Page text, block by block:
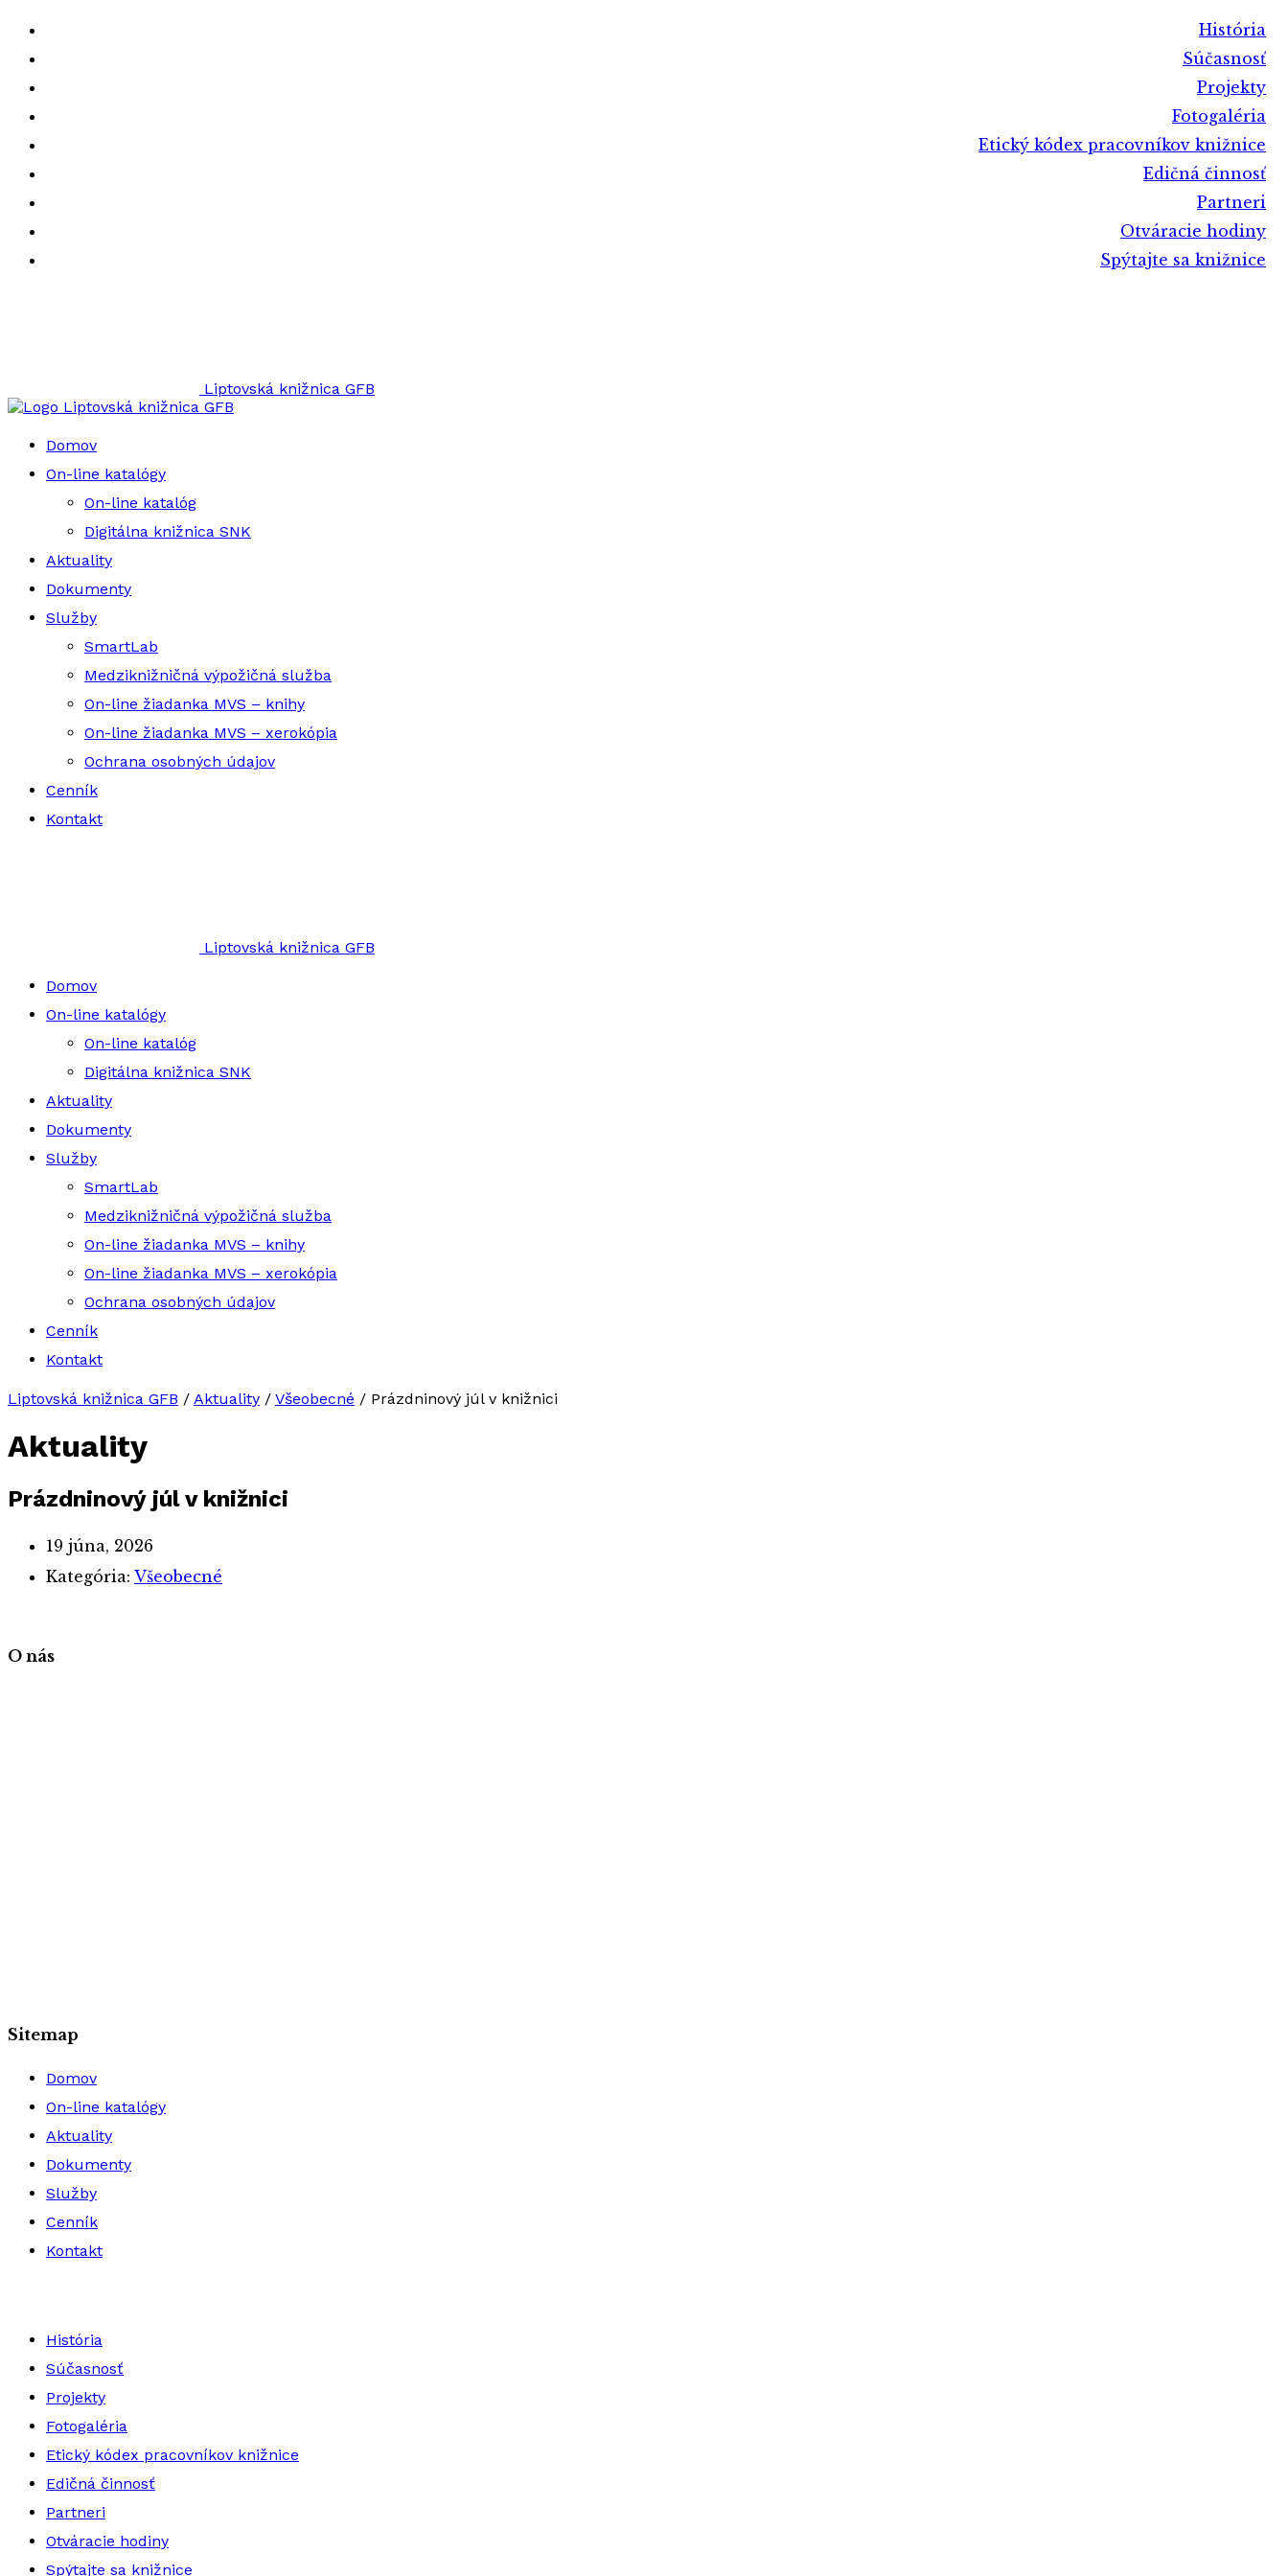
História
Súčasnosť
Projekty
Fotogaléria
Etický kódex pracovníkov knižnice
Edičná činnosť
Partneri
Otváracie hodiny
Spýtajte sa knižnice
Liptovská knižnica GFB
Liptovská knižnica GFB
Domov
On-line katalógy
On-line katalóg
Digitálna knižnica SNK
Aktuality
Dokumenty
Služby
SmartLab
Medziknižničná výpožičná služba
On-line žiadanka MVS – knihy
On-line žiadanka MVS – xerokópia
Ochrana osobných údajov
Cenník
Kontakt
Liptovská knižnica GFB
Domov
On-line katalógy
On-line katalóg
Digitálna knižnica SNK
Aktuality
Dokumenty
Služby
SmartLab
Medziknižničná výpožičná služba
On-line žiadanka MVS – knihy
On-line žiadanka MVS – xerokópia
Ochrana osobných údajov
Cenník
Kontakt
Liptovská knižnica GFB / Aktuality / Všeobecné / Prázdninový júl v knižnici
Aktuality
Prázdninový júl v knižnici
19 júna, 2026
Kategória: Všeobecné
O nás
Sitemap
Domov
On-line katalógy
Aktuality
Dokumenty
Služby
Cenník
Kontakt
História
Súčasnosť
Projekty
Fotogaléria
Etický kódex pracovníkov knižnice
Edičná činnosť
Partneri
Otváracie hodiny
Spýtajte sa knižnice